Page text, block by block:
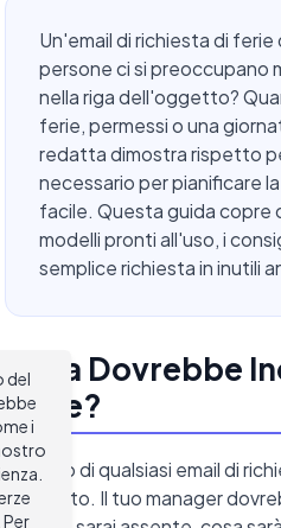
Un'email di richiesta di
persone ci si preoccupano
nella riga dell'oggetto?
ferie, permessi o una
redatta dimostra rispetto
necessario per pianificare
facile. Questa guida copre
modelli pronti all'uso, i
semplice richiesta in inutili
Cosa Dovrebbe
Ferie?
Il nucleo di qualsiasi email di
completo. Il tuo manager
del
i